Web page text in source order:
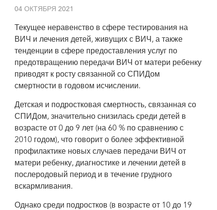
Смертность в связи со СПИДом среди детей (в возрасте от 0 до 9 лет) и
04 ОКТЯБРЯ 2021
Текущее неравенство в сфере тестирования на
ВИЧ и лечения детей, живущих с ВИЧ, а также
тенденции в сфере предоставления услуг по
предотвращению передачи ВИЧ от матери ребенку
приводят к росту связанной со СПИДом
смертности в годовом исчислении.
Детская и подростковая смертность, связанная со
СПИДом, значительно снизилась среди детей в
возрасте от 0 до 9 лет (на 60 % по сравнению с
2010 годом), что говорит о более эффективной
профилактике новых случаев передачи ВИЧ от
матери ребенку, диагностике и лечении детей в
послеродовый период и в течение грудного
вскармливания.
Однако среди подростков (в возрасте от 10 до 19